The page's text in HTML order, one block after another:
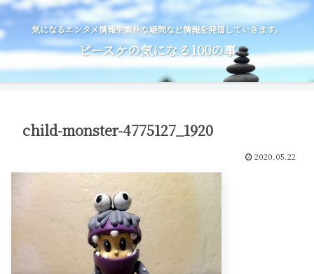
気になるエンタメ情報や素朴な疑問など情報を発信していきます。
ピースケの気になる100の事
child-monster-4775127_1920
2020.05.22